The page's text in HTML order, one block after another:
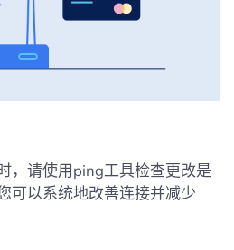
，请使用ping工具检查更改是
可以系统地改善连接并减少